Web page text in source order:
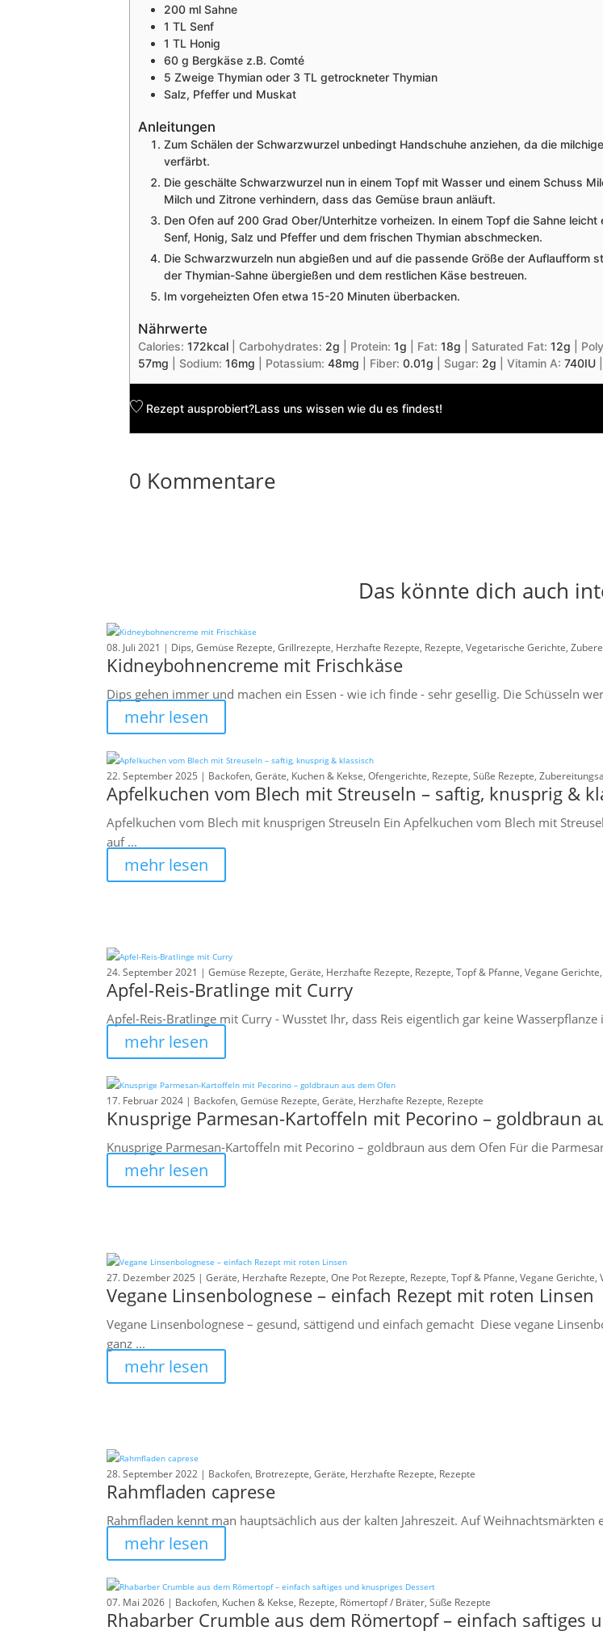
200 ml Sahne
1 TL Senf
1 TL Honig
60 g Bergkäse z.B. Comté
5 Zweige Thymian oder 3 TL getrockneter Thymian
Salz, Pfeffer und Muskat
Anleitungen
Zum Schälen der Schwarzwurzel unbedingt Handschuhe anziehen, da die
verfärbt.
Die geschälte Schwarzwurzel nun in einem Topf mit Wasser und einem Schuss
Milch und Zitrone verhindern, dass das Gemüse braun anläuft.
Den Ofen auf 200 Grad Ober/Unterhitze vorheizen. In einem Topf die Sahne
Senf, Honig, Salz und Pfeffer und dem frischen Thymian abschmecken.
Die Schwarzwurzeln nun abgießen und auf die passende Größe der Auflaufform
der Thymian-Sahne übergießen und dem restlichen Käse bestreuen.
Im vorgeheizten Ofen etwa 15-20 Minuten überbacken.
Nährwerte
Calories: 172kcal Carbohydrates: 2g Protein: 1g Fat: 18g Saturated Fat: 12g
57mg Sodium: 16mg Potassium: 48mg Fiber: 0.01g Sugar: 2g Vitamin A: 740IU
Rezept ausprobiert?Lass uns wissen wie du es findest!
0 Kommentare
Das könnte dich auch
08. Juli 2021 | Dips, Gemüse Rezepte, Grillrezepte, Herzhafte Rezepte, Rezepte, Vegetarische Gerichte,
Kidneybohnencreme mit Frischkäse
Dips gehen immer und machen ein Essen - wie ich finde - sehr gesellig. Die Schüsseln
mehr lesen
22. September 2025 | Backofen, Geräte, Kuchen & Kekse, Ofengerichte, Rezepte, Süße Rezepte,
Apfelkuchen vom Blech mit Streuseln – saftig, knusprig &
Apfelkuchen vom Blech mit knusprigen Streuseln Ein Apfelkuchen vom Blech mit
auf ...
mehr lesen
24. September 2021 | Gemüse Rezepte, Geräte, Herzhafte Rezepte, Rezepte, Topf & Pfanne, Vegane Gerichte,
Apfel-Reis-Bratlinge mit Curry
Apfel-Reis-Bratlinge mit Curry - Wusstet Ihr, dass Reis eigentlich gar keine
mehr lesen
17. Februar 2024 | Backofen, Gemüse Rezepte, Geräte, Herzhafte Rezepte, Rezepte
Knusprige Parmesan-Kartoffeln mit Pecorino – goldbraun
Knusprige Parmesan-Kartoffeln mit Pecorino – goldbraun aus dem Ofen Für die
mehr lesen
27. Dezember 2025 | Geräte, Herzhafte Rezepte, One Pot Rezepte, Rezepte, Topf & Pfanne, Vegane Gerichte,
Vegane Linsenbolognese – einfach Rezept mit roten Linsen
Vegane Linsenbolognese – gesund, sättigend und einfach gemacht Diese vegane
ganz ...
mehr lesen
28. September 2022 | Backofen, Brotrezepte, Geräte, Herzhafte Rezepte, Rezepte
Rahmfladen caprese
Rahmfladen kennt man hauptsächlich aus der kalten Jahreszeit. Auf
mehr lesen
07. Mai 2026 | Backofen, Kuchen & Kekse, Rezepte, Römertopf / Bräter, Süße Rezepte
Rhabarber Crumble aus dem Römertopf – einfach saftiges